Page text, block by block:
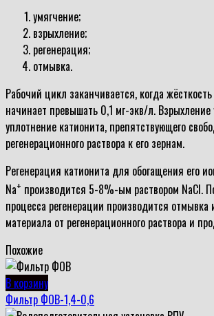
умягчение;
взрыхление;
регенерация;
отмывка.
Рабочий цикл заканчивается, когда
начинает превышать 0,1 мг-экв/л. Взрыхление
уплотнение катионита, препятствующего
регенерационного раствора к его зернам.
Регенерация катионита для обогащения его
Na+ производится 5-8%-ым раствором NaCl.
процесса регенерации производится отмывка
материала от регенерационного раствора и
Похожие
В корзину
Фильтр ФОВ-1,4-0,6